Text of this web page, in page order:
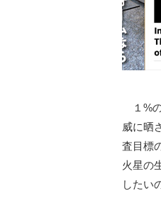
１%
威に晒
査目標
火星の
したい